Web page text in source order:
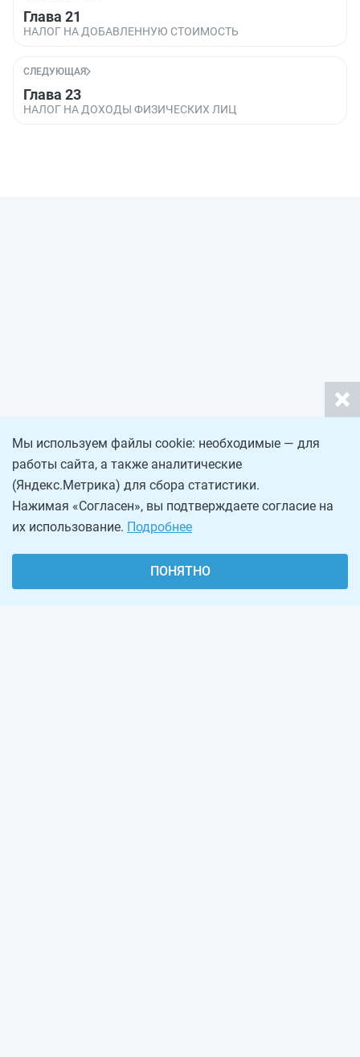
Глава 21
НАЛОГ НА ДОБАВЛЕННУЮ СТОИМОСТЬ
СЛЕДУЮЩАЯ
Глава 23
НАЛОГ НА ДОХОДЫ ФИЗИЧЕСКИХ ЛИЦ
Мы используем файлы cookie: необходимые — для
работы сайта, а также аналитические
(Яндекс.Метрика) для сбора статистики.
Нажимая «Согласен», вы подтверждаете согласие на
их использование. Подробнее
ПОНЯТНО